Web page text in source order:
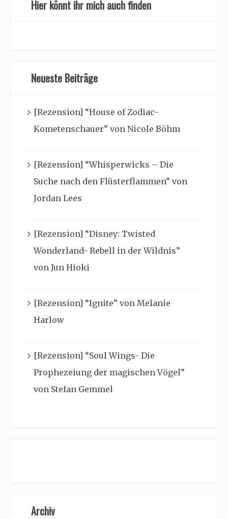
Hier könnt ihr mich auch finden
Neueste Beiträge
[Rezension] “House of Zodiac-
Kometenschauer” von Nicole Böhm
[Rezension] “Whisperwicks – Die
Suche nach den Flüsterflammen” von
Jordan Lees
[Rezension] “Disney: Twisted
Wonderland- Rebell in der Wildnis”
von Jun Hioki
[Rezension] “Ignite” von Melanie
Harlow
[Rezension] “Soul Wings- Die
Prophezeiung der magischen Vögel”
von Stefan Gemmel
Archiv